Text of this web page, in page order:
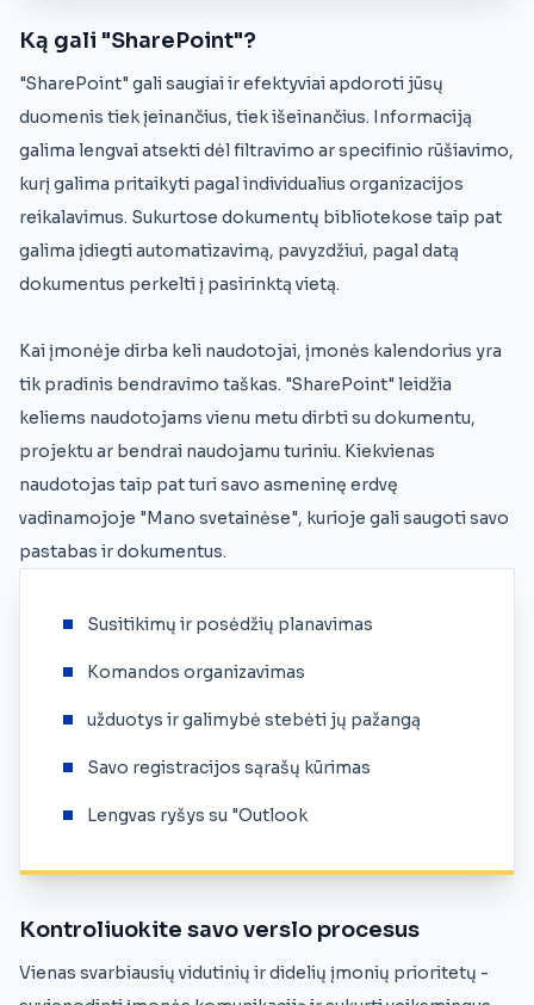
Ką gali "SharePoint"?
"SharePoint" gali saugiai ir efektyviai apdoroti jūsų
duomenis tiek įeinančius, tiek išeinančius. Informaciją
galima lengvai atsekti dėl filtravimo ar specifinio rūšiavimo,
kurį galima pritaikyti pagal individualius organizacijos
reikalavimus. Sukurtose dokumentų bibliotekose taip pat
galima įdiegti automatizavimą, pavyzdžiui, pagal datą
dokumentus perkelti į pasirinktą vietą.
Kai įmonėje dirba keli naudotojai, įmonės kalendorius yra
tik pradinis bendravimo taškas. "SharePoint" leidžia
keliems naudotojams vienu metu dirbti su dokumentu,
projektu ar bendrai naudojamu turiniu. Kiekvienas
naudotojas taip pat turi savo asmeninę erdvę
vadinamojoje "Mano svetainėse", kurioje gali saugoti savo
pastabas ir dokumentus.
Susitikimų ir posėdžių planavimas
Komandos organizavimas
užduotys ir galimybė stebėti jų pažangą
Savo registracijos sąrašų kūrimas
Lengvas ryšys su "Outlook
Kontroliuokite savo verslo procesus
Vienas svarbiausių vidutinių ir didelių įmonių prioritetų -